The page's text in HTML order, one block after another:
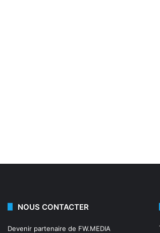
NOUS CONTACTER
Devenir partenaire de FW.MEDIA